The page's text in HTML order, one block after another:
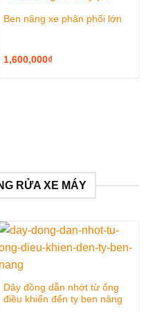
Ben nâng xe phân phối lớn
1,600,000₫
RỬA XE MÁY
Dây đồng dẫn nhớt từ ống
điều khiển đến ty ben nâng